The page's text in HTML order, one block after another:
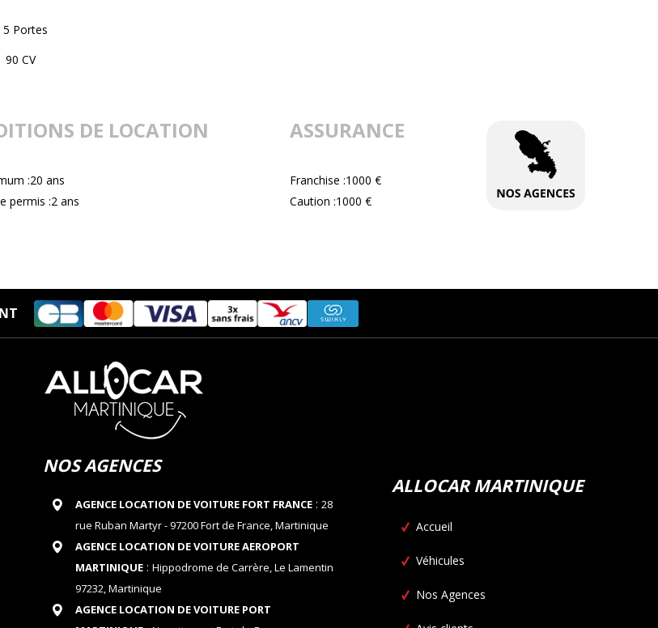
5 Portes
90 CV
DE LOCATION
:20 ans
permis :2 ans
ASSURANCE
Franchise :1000 €
Caution :1000 €
NOS AGENCES
AGENCE LOCATION DE VOITURE FORT FRANCE: 28
rue Ruban Martyr - 97200 Fort de France, Martinique
AGENCE LOCATION DE VOITURE AEROPORT
MARTINIQUE: Hippodrome de Carrère, Le Lamentin
97232, Martinique
AGENCE LOCATION DE VOITURE PORT
ALLOCAR MARTINIQUE
Accueil
Véhicules
Nos Agences